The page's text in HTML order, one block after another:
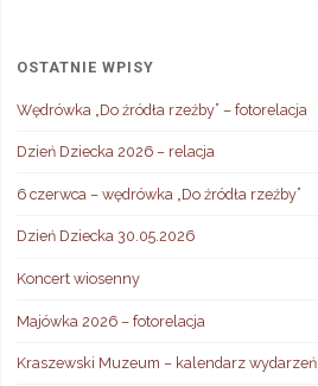
OSTATNIE WPISY
Wędrówka „Do źródła rzeźby” – fotorelacja
Dzień Dziecka 2026 – relacja
6 czerwca – wędrówka „Do źródła rzeźby”
Dzień Dziecka 30.05.2026
Koncert wiosenny
Majówka 2026 – fotorelacja
Kraszewski Muzeum – kalendarz wydarzeń